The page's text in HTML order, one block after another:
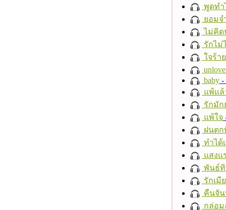
พูดทำ
ยอม
ไม่คิด
รักไม่
ใจร้าย
baby -
แพ้แล้
รักมัก
แพ้ใจ
ฝนตก
ทำได้
แสงแ
พันธ์
รักเมี
คืนจั
กล่อม